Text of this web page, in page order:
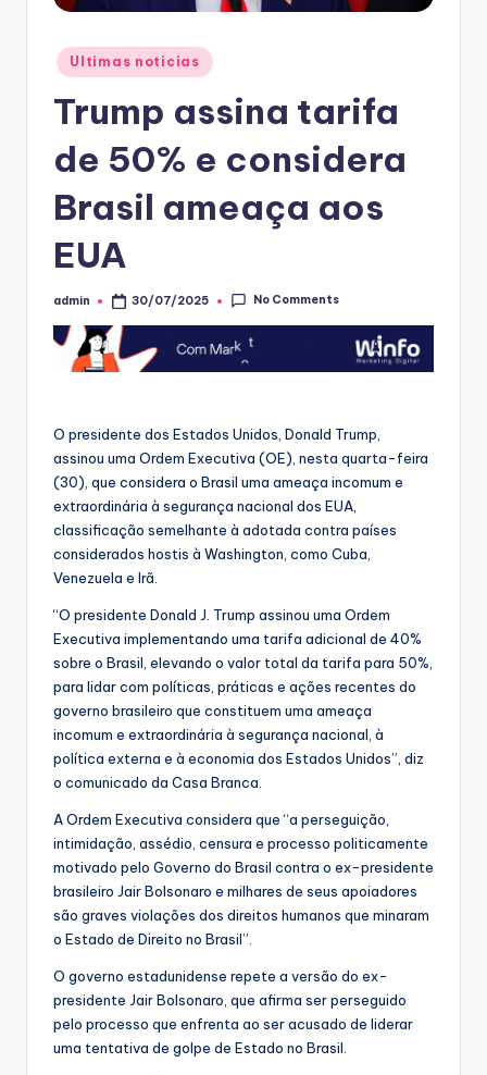
Posted
in
Ultimas noticias
Trump assina tarifa
de 50% e considera
Brasil ameaça aos
EUA
Posted
admin 30/07/2025 No Comments
O presidente dos Estados Unidos, Donald Trump,
assinou uma Ordem Executiva (OE), nesta quarta-feira
(30), que considera o Brasil uma ameaça incomum e
extraordinária à segurança nacional dos EUA,
classificação semelhante à adotada contra países
considerados hostis à Washington, como Cuba,
Venezuela e Irã.
“O presidente Donald J. Trump assinou uma Ordem
Executiva implementando uma tarifa adicional de 40%
sobre o Brasil, elevando o valor total da tarifa para 50%,
para lidar com políticas, práticas e ações recentes do
governo brasileiro que constituem uma ameaça
incomum e extraordinária à segurança nacional, à
política externa e à economia dos Estados Unidos”, diz
o comunicado da Casa Branca.
A Ordem Executiva considera que “a perseguição,
intimidação, assédio, censura e processo politicamente
motivado pelo Governo do Brasil contra o ex-presidente
brasileiro Jair Bolsonaro e milhares de seus apoiadores
são graves violações dos direitos humanos que minaram
o Estado de Direito no Brasil”.
O governo estadunidense repete a versão do ex-
presidente Jair Bolsonaro, que afirma ser perseguido
pelo processo que enfrenta ao ser acusado de liderar
uma tentativa de golpe de Estado no Brasil.